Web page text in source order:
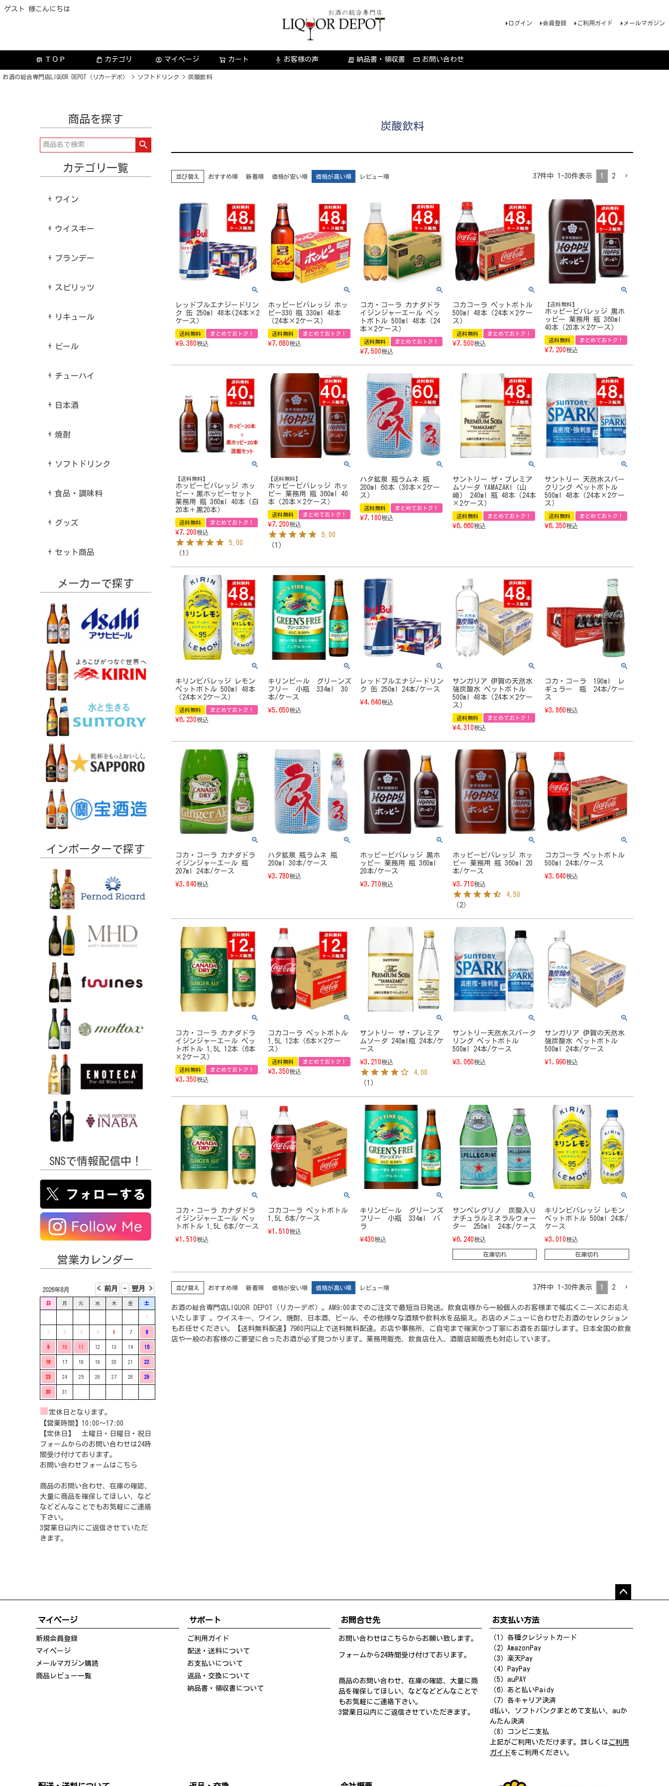
ゲスト 様こんにちは
ログイン 会員登録 ご利用ガイド メールマガジン
store ＴＯＰ カテゴリ account_circle マイページ カート settings_voice お客様の声 receipt_long 納品書・領収書 お問い合わせ
お酒の総合専門店LIQUOR DEPOT（リカーデポ） ソフトドリンク 炭酸飲料
商品を探す
カテゴリ一覧
ワイン
ウイスキー
ブランデー
スピリッツ
リキュール
ビール
チューハイ
日本酒
焼酎
ソフトドリンク
食品・調味料
グッズ
セット商品
メーカーで探す
インポーターで探す
SNSで情報配信中！
営業カレンダー
2026年8月
日 月 火 水 木 金 土
1
2 3 4 5 6 7 8
9 10 11 12 13 14 15
16 17 18 19 20 21 22
23 24 25 26 27 28 29
30 31
定休日となります。
【営業時間】10:00〜17:00
【定休日】 土曜日・日曜日・祝日
フォームからのお問い合わせは24時
間受け付けております。
お問い合わせフォームは こちら
商品のお問い合わせ、在庫の確認、
大量に商品を確保してほしい、など
などどんなことでもお気軽にご連絡
下さい。
3営業日以内にご返信させていただ
きます。
炭酸飲料
並び替え おすすめ順 新着順 価格が安い順 価格が高い順 レビュー順 37件中 1 -30件表示 1 2
レッドブルエナジードリン
ク 缶 250ml 48本(24本×2
ケース）
送料無料 まとめておトク！
¥9,380税込
ホッピービバレッジ ホッ
ピー330 瓶 330ml 48本
（24本×2ケース）
送料無料 まとめておトク！
¥7,680税込
コカ・コーラ カナダドラ
イジンジャーエール ペッ
トボトル 500ml 48本（24
本×2ケース）
送料無料 まとめておトク！
¥7,500税込
コカコーラ ペットボトル
500ml 48本（24本×2ケー
ス）
送料無料 まとめておトク！
¥7,500税込
【送料無料】
ホッピービバレッジ 黒ホ
ッピー 業務用 瓶 360ml
40本（20本×2ケース）
送料無料 まとめておトク！
¥7,200税込
【送料無料】
ホッピービバレッジ ホッ
ピー・黒ホッピーセット
業務用 瓶 360ml 40本（白
20本＋黒20本）
送料無料 まとめておトク！
¥7,200税込
5.00
（ 1 ）
【送料無料】
ホッピービバレッジ ホッ
ピー 業務用 瓶 360ml 40
本（20本×2ケース）
送料無料 まとめておトク！
¥7,200税込
5.00
（ 1 ）
ハタ鉱泉 瓶ラムネ 瓶
200ml 60本（30本×2ケー
ス）
送料無料 まとめておトク！
¥7,180税込
サントリー ザ・プレミア
ムソーダ YAMAZAKI（山
崎） 240ml 瓶 48本（24本
×2ケース）
送料無料 まとめておトク！
¥6,660税込
サントリー 天然水スパー
クリング ペットボトル
500ml 48本（24本×2ケー
ス）
送料無料 まとめておトク！
¥6,350税込
キリンビバレッジ レモン
ペットボトル 500ml 48本
（24本×2ケース）
送料無料 まとめておトク！
¥6,230税込
キリンビール グリーンズ
フリー 小瓶 334ml 30
本/ケース
¥5,650税込
レッドブルエナジードリン
ク 缶 250ml 24本/ケース
¥4,640税込
サンガリア 伊賀の天然水
強炭酸水 ペットボトル
500ml 48本（24本×2ケー
ス）
送料無料 まとめておトク！
¥4,310税込
コカ・コーラ 190ml レ
ギュラー 瓶 24本/ケー
ス
¥3,860税込
コカ・コーラ カナダドラ
イジンジャーエール 瓶
207ml 24本/ケース
¥3,840税込
ハタ鉱泉 瓶ラムネ 瓶
200ml 30本/ケース
¥3,780税込
ホッピービバレッジ 黒ホ
ッピー 業務用 瓶 360ml
20本/ケース
¥3,710税込
ホッピービバレッジ ホッ
ピー 業務用 瓶 360ml 20
本/ケース
¥3,710税込
4.50
（ 2）
コカコーラ ペットボトル
500ml 24本/ケース
¥3,640税込
コカ・コーラ カナダドラ
イジンジャーエール ペッ
トボトル 1.5L 12本（6本
×2ケース）
送料無料 まとめておトク！
¥3,350税込
コカコーラ ペットボトル
1.5L 12本（6本×2ケー
ス）
送料無料 まとめておトク！
¥3,350税込
サントリー ザ・プレミア
ムソーダ 240ml瓶 24本/ケ
ース
¥3,210税込
4.00
（1 ）
サントリー天然水スパーク
リング ペットボトル
500ml 24本/ケース
¥3,060税込
サンガリア 伊賀の天然水
強炭酸水 ペットボトル
500ml 24本/ケース
¥1,990税込
コカ・コーラ カナダドラ
イジンジャーエール ペッ
トボトル 1.5L 6本/ケース
¥1,510税込
コカコーラ ペットボトル
1.5L 6本/ケース
¥1,510税込
キリンビール グリーンズ
フリー 小瓶 334ml バ
ラ
¥430税込
サンペレグリノ 炭酸入り
ナチュラルミネラルウォー
ター 250ml 24本/ケース
¥6,240税込
在庫切れ
キリンビバレッジ レモン
ペットボトル 500ml 24本/
ケース
¥3,010税込
在庫切れ
並び替え おすすめ順 新着順 価格が安い順 価格が高い順 レビュー順 37件中 1 -30件表示 1 2
お酒の総合専門店LIQUOR DEPOT（リカーデポ）。AM9:00までのご注文で最短当日発送。飲食店様から一般個人のお客様まで幅広くニーズにお応え
いたします 。ウイスキー、ワイン、焼酎、日本酒、ビール、その他様々な酒類や飲料水を品揃え。お店のメニューに合わせたお酒のセレクション
もお任せください。【送料無料配達】7980円以上で送料無料配達。お店や事務所、ご自宅まで確実かつ丁寧にお酒をお届けします。日本全国の飲食
店や一般のお客様のご要望に合ったお酒が必ず見つかります。業務用販売、飲食店仕入、酒販店卸販売も対応しています。
ップ
マイページ
新規会員登録
マイページ
メールマガジン購読
商品レビュー一覧
サポート
ご利用ガイド
配送・送料について
お支払いについて
返品・交換について
納品書・領収書について
お問合せ先
お問い合わせは こちらからお願い致します。
フォームから24時間受け付けております。
商品のお問い合わせ、在庫の確認、大量に商
品を確保してほしい、などなどどんなことで
もお気軽にご連絡下さい。
3営業日以内にご返信させていただきます。
お支払い方法
（1）各種クレジットカード
（2）AmazonPay
（3）楽天Pay
（4）PayPay
（5）auPAY
（6）あと払いPaidy
（7）各キャリア決済
d払い、ソフトバンクまとめて支払い、auか
んたん決済
（8）コンビニ支払
上記がご利用いただけます。詳しくは ご利用
ガイドをご利用ください。